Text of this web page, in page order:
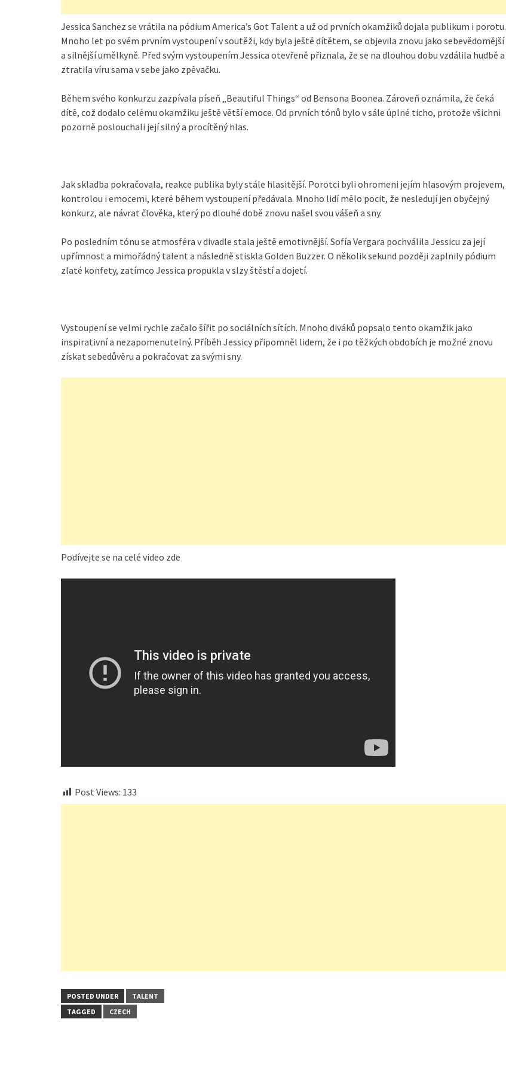
Jessica Sanchez se vrátila na pódium America’s Got Talent a už od prvních okamžiků dojala publikum i porotu.
Mnoho let po svém prvním vystoupení v soutěži, kdy byla ještě dítětem, se objevila znovu jako sebevědomější
a silnější umělkyně. Před svým vystoupením Jessica otevřeně přiznala, že se na dlouhou dobu vzdálila hudbě a
ztratila víru sama v sebe jako zpěvačku.
Během svého konkurzu zazpívala píseň „Beautiful Things“ od Bensona Boonea. Zároveň oznámila, že čeká
dítě, což dodalo celému okamžiku ještě větší emoce. Od prvních tónů bylo v sále úplné ticho, protože všichni
pozorně poslouchali její silný a procítěný hlas.
Jak skladba pokračovala, reakce publika byly stále hlasitější. Porotci byli ohromeni jejím hlasovým projevem,
kontrolou i emocemi, které během vystoupení předávala. Mnoho lidí mělo pocit, že nesledují jen obyčejný
konkurz, ale návrat člověka, který po dlouhé době znovu našel svou vášeň a sny.
Po posledním tónu se atmosféra v divadle stala ještě emotivnější. Sofía Vergara pochválila Jessicu za její
upřímnost a mimořádný talent a následně stiskla Golden Buzzer. O několik sekund později zaplnily pódium
zlaté konfety, zatímco Jessica propukla v slzy štěstí a dojetí.
Vystoupení se velmi rychle začalo šířit po sociálních sítích. Mnoho diváků popsalo tento okamžik jako
inspirativní a nezapomenutelný. Příběh Jessicy připomněl lidem, že i po těžkých obdobích je možné znovu
získat sebedůvěru a pokračovat za svými sny.
Podívejte se na celé video zde
Post Views: 133
POSTED UNDER
TALENT
TAGGED
CZECH